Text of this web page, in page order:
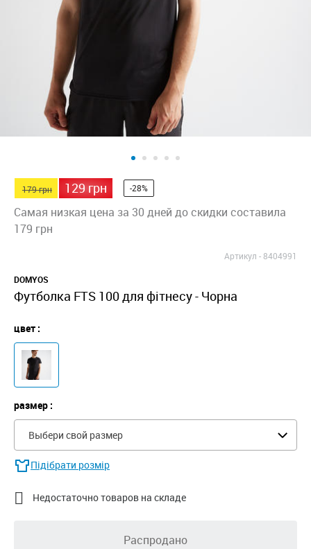
179 грн 129 грн -28%
Самая низкая цена за 30 дней до скидки составила
179 грн
Артикул -8404991
DOMYOS
Футболка FTS 100 для фітнесу - Чорна
цвет :
размер :
Выбери свой размер
Підібрати розмір
 Недостаточно товаров на складе
Распродано